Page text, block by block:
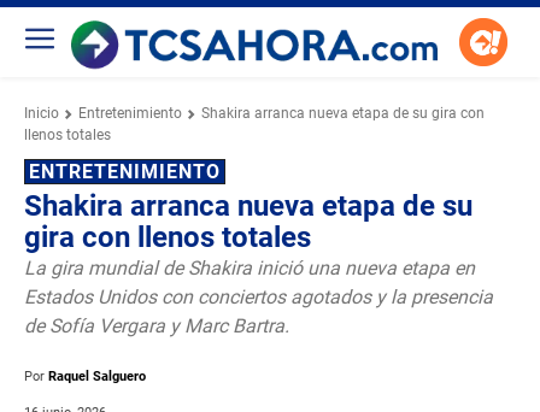
Inicio Entretenimiento
Shakira arranca nueva etapa de su gira con
llenos totales
ENTRETENIMIENTO
Shakira arranca nueva etapa de su
gira con llenos totales
La gira mundial de Shakira inició una nueva etapa en
Estados Unidos con conciertos agotados y la presencia
de Sofía Vergara y Marc Bartra.
Por Raquel Salguero